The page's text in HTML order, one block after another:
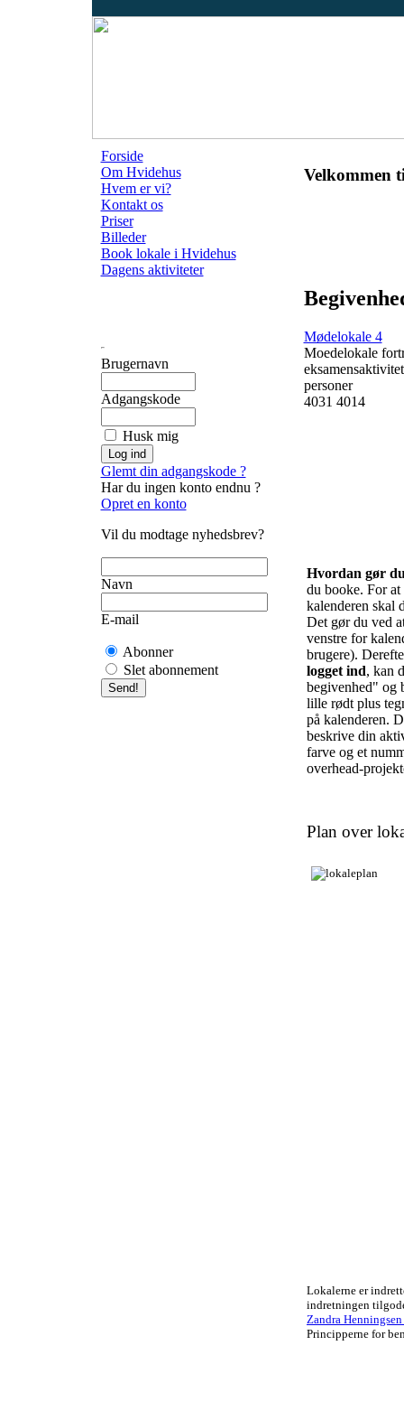
Forside
Om Hvidehus
Hvem er vi?
Kontakt os
Priser
Billeder
Book lokale i Hvidehus
Dagens aktiviteter
Brugernavn
Adgangskode
Husk mig
Glemt din adgangskode ?
Har du ingen konto endnu ?
Opret en konto
Vil du modtage nyhedsbrev?
Navn
E-mail
Abonner
Slet abonnement
Velkommen
Mødelokale 4
Moedelokale
personer
4031 4014
Hvordan gør
du booke. For
kalenderen skal
Det gør du ved
venstre for
brugere).
logget ind, kan
begivenhed" og
lille rødt plus
på kalenderen.
beskrive din
farve og et
overhead-
Plan over
Lokalerne er
indretningen
Zandra Henningsen
Principperne for